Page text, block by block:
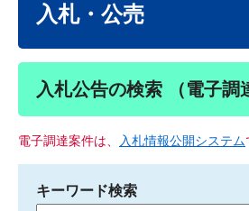
入札・公売
入札公告の検索 （電子調
電子調達案件は、 入札情報公開システム
キーワード検索